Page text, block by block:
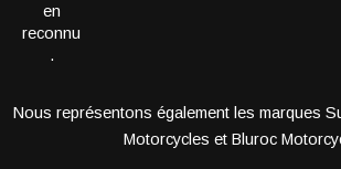
en
reconnu
.
Nous représentons également les marques
Motorcycles et Bluroc